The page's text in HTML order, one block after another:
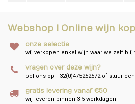
Webshop I Online wijn
onze selectie
wij verkopen enkel wijn waar we zelf blij
vragen over deze wijn?
bel ons op +32(0)475252572 of stuur
gratis levering vanaf €50
wij leveren binnen 3-5 werkdagen